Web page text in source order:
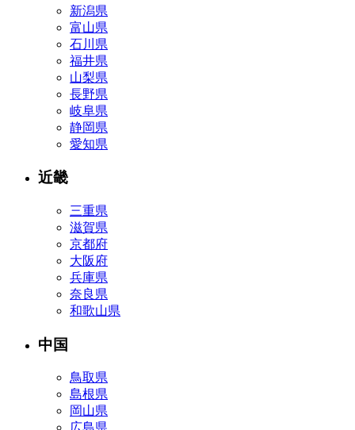
新潟県
富山県
石川県
福井県
山梨県
長野県
岐阜県
静岡県
愛知県
近畿
三重県
滋賀県
京都府
大阪府
兵庫県
奈良県
和歌山県
中国
鳥取県
島根県
岡山県